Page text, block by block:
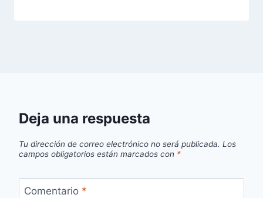
Deja una respuesta
Tu dirección de correo electrónico no será publicada. Los
campos obligatorios están marcados con *
Comentario *